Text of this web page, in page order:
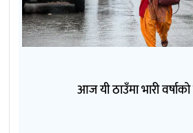
आज यी ठाउँमा भारी